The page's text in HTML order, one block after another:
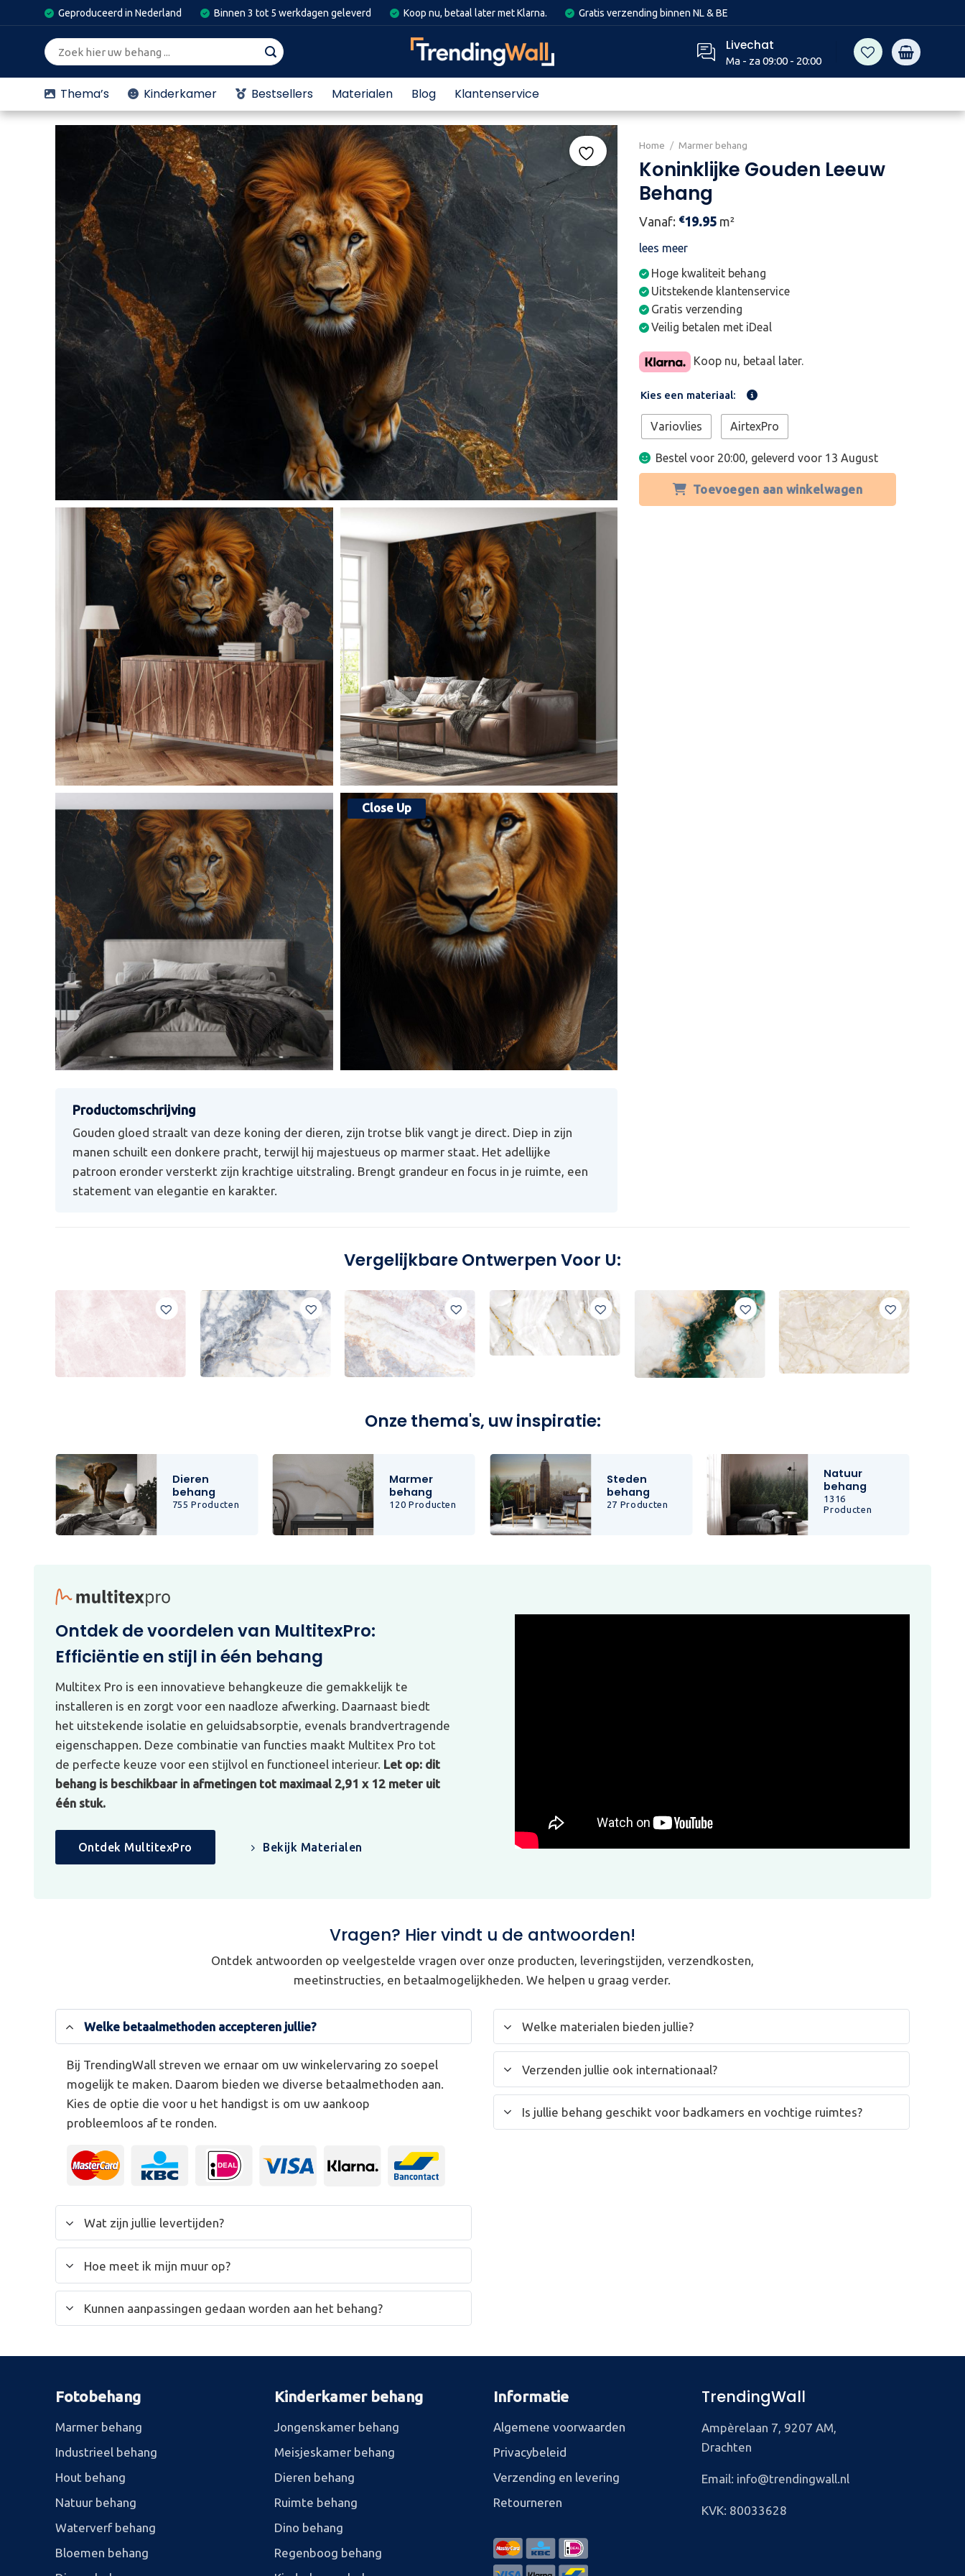
to
Geproduceerd in Nederland Binnen 3 tot 5 werkdagen geleverd Koop nu, betaal later met Klarna. Gratis verzending binnen NL & BE
Zoeken
naar:
Livechat
Ma - za 09:00 - 20:00
Thema’s Kinderkamer Bestsellers Materialen Blog Klantenservice
Home / Marmer behang
Koninklijke Gouden Leeuw
Behang
Vanaf: €19.95 m²
lees meer
Hoge kwaliteit behang
Uitstekende klantenservice
Gratis verzending
Veilig betalen met iDeal
Koop nu, betaal later.
Kies een materiaal:
Variovlies AirtexPro
Bestel voor 20:00, geleverd voor 13 August
Toevoegen aan winkelwagen
Gouden gloed straalt van deze koning der dieren, zijn trotse blik vangt je direct. Diep in zijn
manen schuilt een donkere pracht, terwijl hij majestueus op marmer staat. Het adellijke
patroon eronder versterkt zijn krachtige uitstraling. Brengt grandeur en focus in je ruimte, een
statement van elegantie en karakter.
Vergelijkbare Ontwerpen Voor U:
Onze thema's, uw inspiratie:
Dieren
behang
755 Producten
Marmer
behang
120 Producten
Steden
behang
27 Producten
Natuur
behang
1316
Producten
Ontdek de voordelen van MultitexPro:
Efficiëntie en stijl in één behang
Multitex Pro is een innovatieve behangkeuze die gemakkelijk te
installeren is en zorgt voor een naadloze afwerking. Daarnaast biedt
het uitstekende isolatie en geluidsabsorptie, evenals brandvertragende
eigenschappen. Deze combinatie van functies maakt Multitex Pro tot
de perfecte keuze voor een stijlvol en functioneel interieur. Let op: dit
behang is beschikbaar in afmetingen tot maximaal 2,91 x 12 meter uit
één stuk.
Ontdek MultitexPro Bekijk Materialen
Vragen? Hier vindt u de antwoorden!
Ontdek antwoorden op veelgestelde vragen over onze producten, leveringstijden, verzendkosten,
meetinstructies, en betaalmogelijkheden. We helpen u graag verder.
Welke betaalmethoden accepteren jullie?
Bij TrendingWall streven we ernaar om uw winkelervaring zo soepel
mogelijk te maken. Daarom bieden we diverse betaalmethoden aan.
Kies de optie die voor u het handigst is om uw aankoop
probleemloos af te ronden.
Wat zijn jullie levertijden?
Hoe meet ik mijn muur op?
Kunnen aanpassingen gedaan worden aan het behang?
Welke materialen bieden jullie?
Verzenden jullie ook internationaal?
Is jullie behang geschikt voor badkamers en vochtige ruimtes?
Fotobehang
Marmer behang
Industrieel behang
Hout behang
Natuur behang
Waterverf behang
Bloemen behang
Kinderkamer behang
Jongenskamer behang
Meisjeskamer behang
Dieren behang
Ruimte behang
Dino behang
Regenboog behang
Informatie
Algemene voorwaarden
Privacybeleid
Verzending en levering
Retourneren
TrendingWall
Ampèrelaan 7, 9207 AM,
Drachten
Email: info@trendingwall.nl
KVK: 80033628